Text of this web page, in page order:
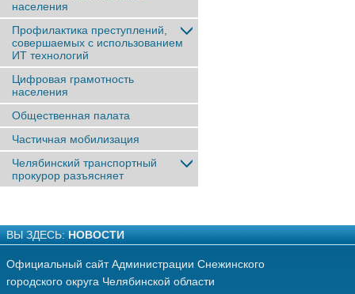
населения
Профилактика преступлений,
совершаемых с использованием
ИТ технологий
Цифровая грамотность
населения
Общественная палата
Частичная мобилизация
Челябинский транспортный
прокурор разъясняет
ВЫ ЗДЕСЬ: НОВОСТИ
Официальный сайт Администрации Снежинского
городского округа Челябинской области